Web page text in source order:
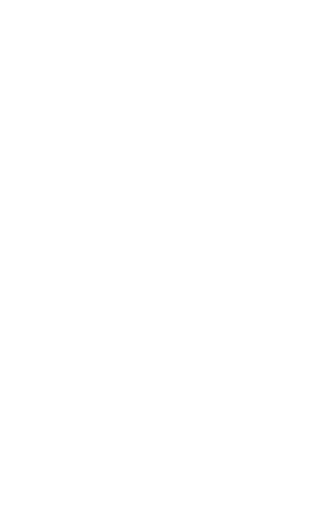
Hasta 20
beneficiarán de la
de la campaña del